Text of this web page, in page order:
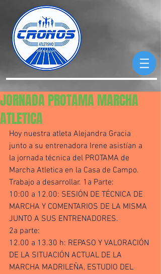
JORNADA PROTAMA MARCHA
ATLETICA
Hoy nuestra atleta Alejandra Gracia
junto a su entrenadora Irene asistían a
la jornada técnica del PROTAMA de
Marcha Atletica en la Casa de Campo.
Trabajo a desarrollar. 1a Parte:
10:00 a 12.00: SESIÓN DE TÉCNICA DE
MARCHA Y COMENTARIOS DE LA MISMA
JUNTO A SUS ENTRENADORES.
2a parte:
12.00 a 13.30 h: REPASO Y VALORACIÓN
DE LA SITUACIÓN ACTUAL DE LA
MARCHA MADRILEÑA, ESTUDIO DEL